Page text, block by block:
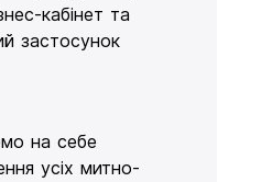
кабінет та
застосунок
на себе
усіх митно-